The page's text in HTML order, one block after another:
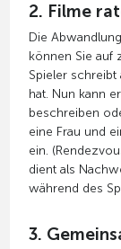
2. Filme
Die
können Sie auf
Spieler
hat. Nun kann
beschreiben
eine Frau und
ein.
dient als
während des
3.